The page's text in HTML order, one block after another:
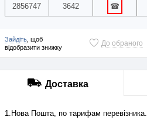
2856747
3642 ☎
Зайдіть, щоб
відобразити знижку
До обраного
Доставка
1.Нова Пошта, по тарифам перевізника.